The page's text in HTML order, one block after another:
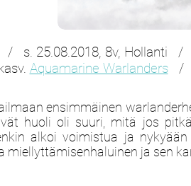
/ s. 25.08.2018, 8v,
Aquamarine Warlanders/
ensimmäinen
huoli oli suuri, mitä jos
alkoi voimistua ja
miellyttämisenhaluinen ja sen